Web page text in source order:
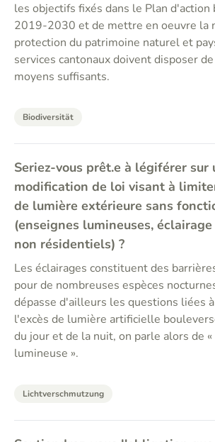
les objectifs fixés dans le Plan d'action
2019-2030 et de mettre en oeuvre la
protection du patrimoine naturel et
services cantonaux doivent disposer
moyens suffisants.
Biodiversität
Seriez-vous prêt.e à légiférer sur
modification de loi visant à
de lumière extérieure sans
(enseignes lumineuses,
non résidentiels) ?
Les éclairages constituent des
pour de nombreuses espèces
dépasse d'ailleurs les questions liées
l'excès de lumière artificielle
du jour et de la nuit, on parle alors de
lumineuse ».
Lichtverschmutzung